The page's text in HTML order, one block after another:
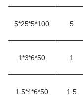
5*25*5*100 5
1*3*6*50 1
1.5*4*6*50 1.5